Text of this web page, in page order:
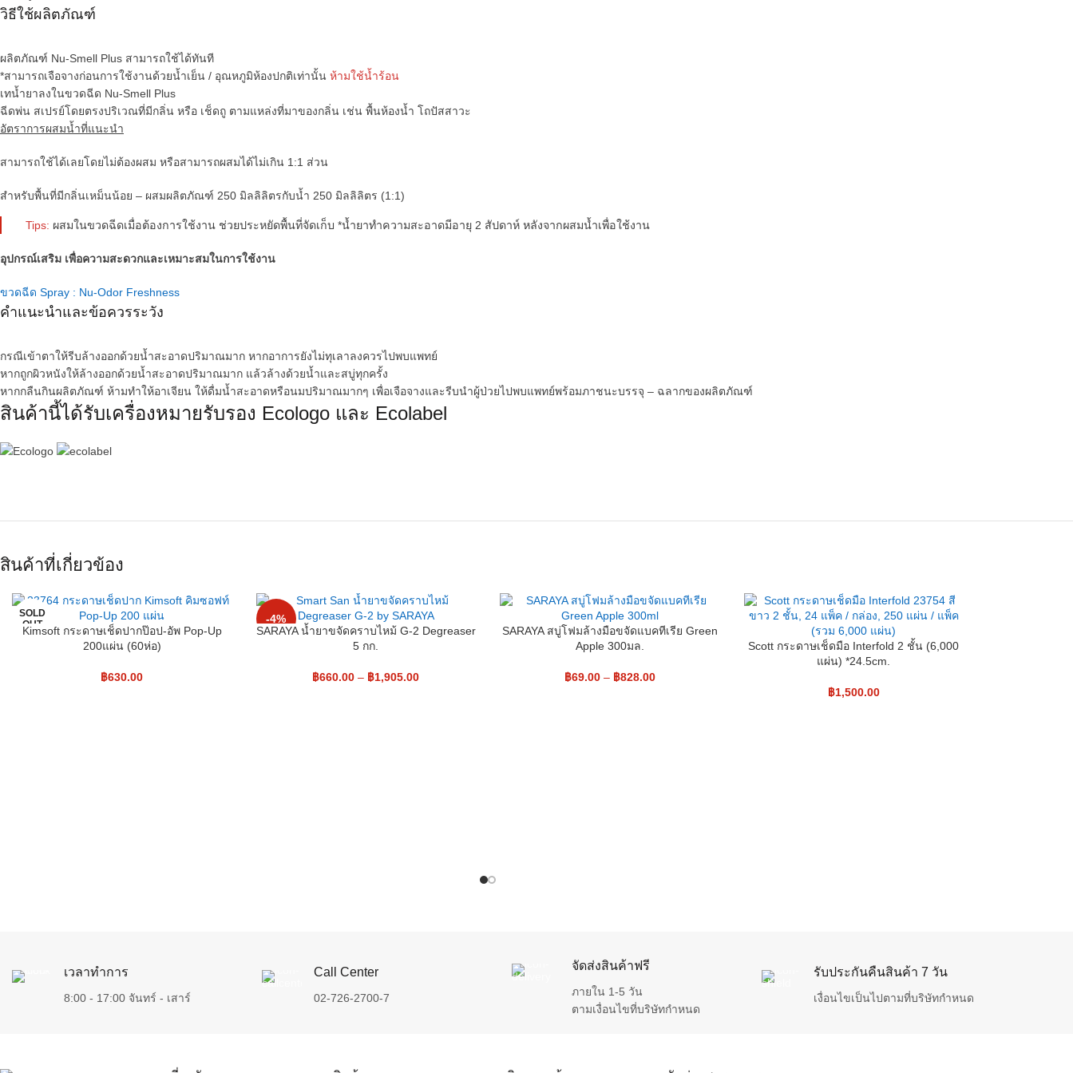
วิธีใช้ผลิตภัณฑ์
ผลิตภัณฑ์ Nu-Smell Plus สามารถใช้ได้ทันที
*สามารถเจือจางก่อนการใช้งานด้วยน้ำเย็น / อุณหภูมิห้องปกติเท่านั้น ห้ามใช้น้ำร้อน
เทน้ำยาลงในขวดฉีด Nu-Smell Plus
ฉีดพ่น สเปรย์โดยตรงปริเวณที่มีกลิ่น หรือ เช็ดถู ตามแหล่งที่มาของกลิ่น เช่น พื้นห้องน้ำ โถปัสสาวะ
อัตราการผสมน้ำที่แนะนำ
สามารถใช้ได้เลยโดยไม่ต้องผสม หรือสามารถผสมได้ไม่เกิน 1:1 ส่วน
สำหรับพื้นที่มีกลิ่นเหม็นน้อย – ผสมผลิตภัณฑ์ 250 มิลลิลิตรกับน้ำ 250 มิลลิลิตร (1:1)
Tips: ผสมในขวดฉีดเมื่อต้องการใช้งาน ช่วยประหยัดพื้นที่จัดเก็บ *น้ำยาทำความสะอาดมีอายุ 2 สัปดาห์ หลังจากผสมน้ำเพื่อใช้งาน
อุปกรณ์เสริม เพื่อความสะดวกและเหมาะสมในการใช้งาน
ขวดฉีด Spray : Nu-Odor Freshness
คำแนะนำและข้อควรระวัง
กรณีเข้าตาให้รีบล้างออกด้วยน้ำสะอาดปริมาณมาก หากอาการยังไม่ทุเลาลงควรไปพบแพทย์
หากถูกผิวหนังให้ล้างออกด้วยน้ำสะอาดปริมาณมาก แล้วล้างด้วยน้ำและสบู่ทุกครั้ง
หากกลืนกินผลิตภัณฑ์ ห้ามทำให้อาเจียน ให้ดื่มน้ำสะอาดหรือนมปริมาณมากๆ เพื่อเจือจางและรีบนำผู้ป่วยไปพบแพทย์พร้อมภาชนะบรรจุ – ฉลากของผลิตภัณฑ์
สินค้านี้ได้รับเครื่องหมายรับรอง Ecologo และ Ecolabel
สินค้าที่เกี่ยวข้อง
SOLD
OUT
Kimsoft กระดาษเช็ดปากป๊อป-อัพ Pop-Up
200แผ่น (60ห่อ)
฿630.00
-4%
SARAYA น้ำยาขจัดคราบไหม้ G-2 Degreaser
5 กก.
฿660.00 – ฿1,905.00
SARAYA สบู่โฟมล้างมือขจัดแบคทีเรีย Green
Apple 300มล.
฿69.00 – ฿828.00
Scott กระดาษเช็ดมือ Interfold 2 ชั้น (6,000
แผ่น) *24.5cm.
฿1,500.00
เวลาทำการ
8:00 - 17:00 จันทร์ - เสาร์
Call Center
02-726-2700-7
จัดส่งสินค้าฟรี
ภายใน 1-5 วัน
ตามเงื่อนไขที่บริษัทกำหนด
รับประกันคืนสินค้า 7 วัน
เงื่อนไขเป็นไปตามที่บริษัทกำหนด